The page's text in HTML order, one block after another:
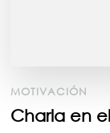
MOTIVACIÓN
Charla en